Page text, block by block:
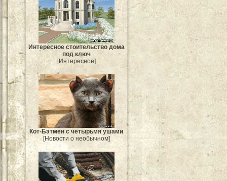
Интересное стоительство дома
под ключ
[Интересное]
Кот-Бэтмен с четырьмя ушами
[Новости о необычном]